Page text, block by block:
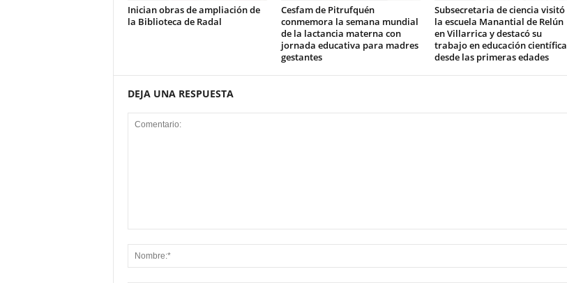
Inician obras de ampliación de
la Biblioteca de Radal
Cesfam de Pitrufquén
conmemora la semana mundial
de la lactancia materna con
jornada educativa para madres
gestantes
Subsecretaria de ciencia visitó
la escuela Manantial de Relún
en Villarrica y destacó su
trabajo en educación científica
desde las primeras edades
DEJA UNA RESPUESTA